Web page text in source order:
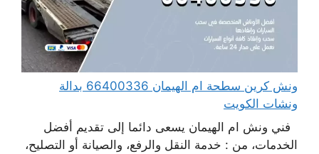
ونش كرين سطحة ام الهيمان 66400336 بدالة
ونشات الكويت
فني ونش ام الهيمان يسعى دائما إلى تقديم أفضل
الخدمات، من : خدمة النقل والرفع، والصيانة أو التصليح،